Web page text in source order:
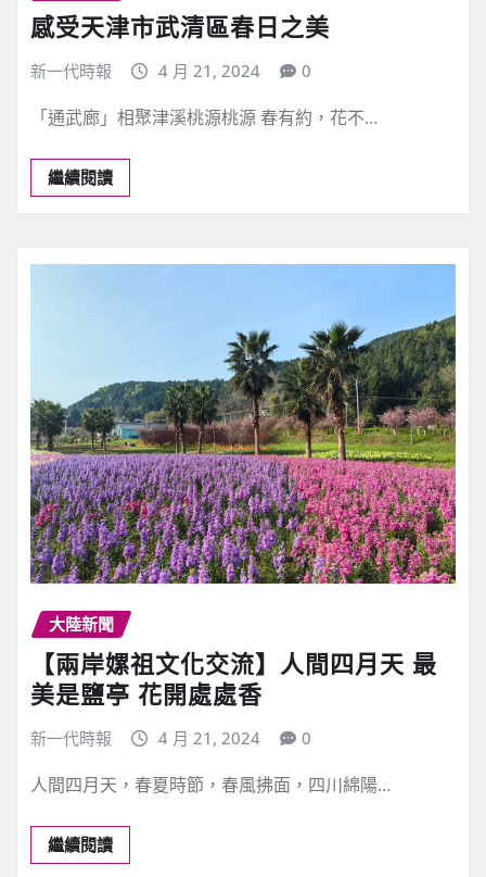
感受天津市武清區春日之美
新一代時報 4 月 21, 2024 0
「通武廊」相聚津溪桃源桃源 春有約，花不…
繼續閱讀
大陸新聞
【兩岸嫘祖文化交流】人間四月天 最
美是鹽亭 花開處處香
新一代時報 4 月 21, 2024 0
人間四月天，春夏時節，春風拂面，四川綿陽…
繼續閱讀